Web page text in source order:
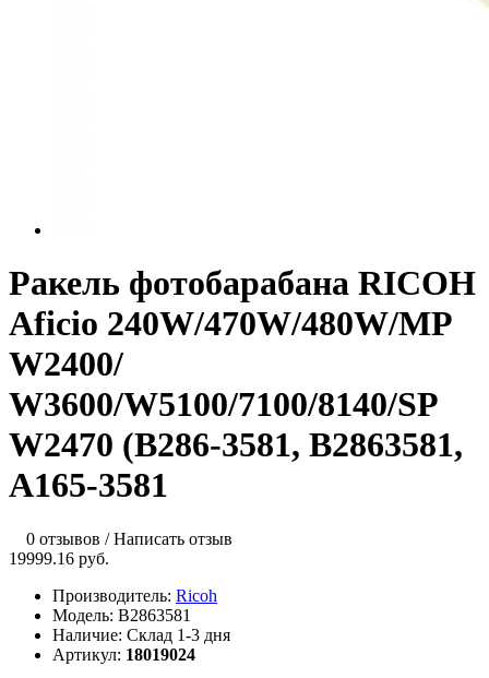
Ракель фотобарабана RICOH
Aficio 240W/470W/480W/MP
W2400/
W3600/W5100/7100/8140/SP
W2470 (B286-3581, B2863581,
A165-3581
0 отзывов /Написать отзыв
19999.16 руб.
Производитель: Ricoh
Модель: B2863581
Наличие: Склад 1-3 дня
Артикул: 18019024